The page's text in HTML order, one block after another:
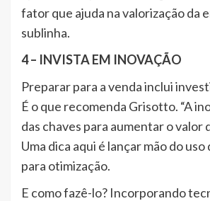
fator que ajuda na valorização da
sublinha.
4 – INVISTA EM INOVAÇÃO
Preparar para a venda inclui
É o que recomenda Grisotto. “A
das chaves para aumentar o valor
Uma dica aqui é lançar mão do
para otimização.
E como fazê-lo? Incorporando